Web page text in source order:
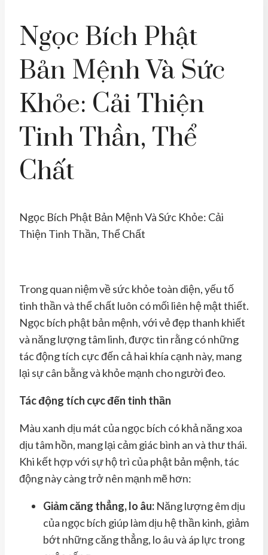
Ngọc Bích Phật
Bản Mệnh Và Sức
Khỏe: Cải Thiện
Tinh Thần, Thể
Chất
Ngọc Bích Phật Bản Mệnh Và Sức Khỏe: Cải
Thiện Tinh Thần, Thể Chất
Trong quan niệm về sức khỏe toàn diện, yếu tố
tinh thần và thể chất luôn có mối liên hệ mật thiết.
Ngọc bích phật bản mệnh, với vẻ đẹp thanh khiết
và năng lượng tâm linh, được tin rằng có những
tác động tích cực đến cả hai khía cạnh này, mang
lại sự cân bằng và khỏe mạnh cho người đeo.
Tác động tích cực đến tinh thần
Màu xanh dịu mát của ngọc bích có khả năng xoa
dịu tâm hồn, mang lại cảm giác bình an và thư thái.
Khi kết hợp với sự hộ trì của phật bản mệnh, tác
động này càng trở nên mạnh mẽ hơn:
Giảm căng thẳng, lo âu: Năng lượng êm dịu
của ngọc bích giúp làm dịu hệ thần kinh, giảm
bớt những căng thẳng, lo âu và áp lực trong